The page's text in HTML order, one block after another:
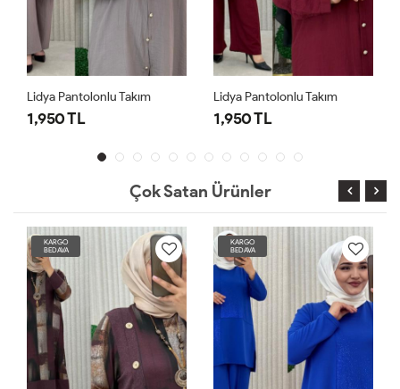
Lidya Pantolonlu Takım
1,950 TL
Lidya Pantolonlu Takım
1,950 TL
Çok Satan Ürünler
KARGO
BEDAVA
KARGO
BEDAVA